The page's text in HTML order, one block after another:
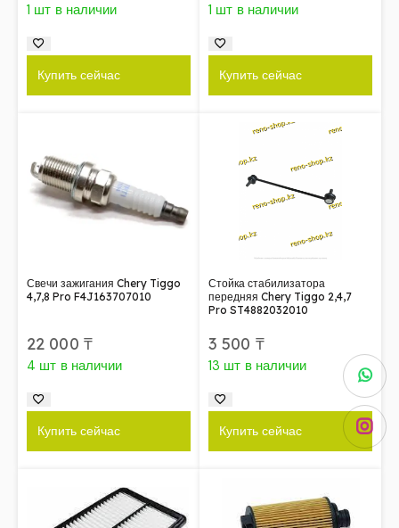
1 шт в наличии
Купить сейчас
1 шт в наличии
Купить сейчас
Свечи зажигания Chery Tiggo
4,7,8 Pro F4J163707010
22 000 ₸
4 шт в наличии
Купить сейчас
Стойка стабилизатора
передняя Chery Tiggo 2,4,7
Pro ST4882032010
3 500 ₸
13 шт в наличии
Купить сейчас